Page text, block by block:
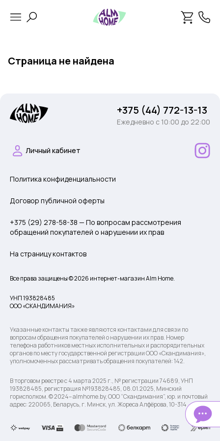
Страница не найдена
+375 (44) 772-13-13
Ежедневно c 10:00 до 22:00
Личный кабинет
Политика конфиденциальности
Договор публичной оферты
+375 (29) 278-58-38 — По вопросам рассмотрения
обращений покупателей о нарушении их прав
На страницу контактов
Все права защищены © 2026 интернет-магазин Alm Home.
УНП 193828485
ООО «СКАНДИМАНИЯ»
Указанные контакты также являются контактами для связи по
вопросам обращения покупателей о нарушении их прав. Номер
телефона работников местных исполнительных и распорядительных
органов по месту государственной регистрации ООО «Скандимания»,
уполномоченных рассматривать обращения покупателей: 142.
В торговом реестре с 4 марта 2025 г., № регистрации 74689, УНП
193828485, регистрация №193828485, 08.01.2025, Минский
горисполком. © 2024– almhome.by, ООО “Скандимания”, юр. и почтовый
адрес: 220065, Беларусь, г. Минск, ул. Жореса Алфёрова, 10-314